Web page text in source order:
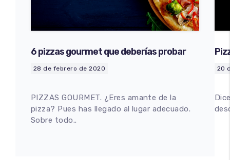
6 pizzas gourmet que deberías probar
28 de febrero de 2020
PIZZAS GOURMET. ¿Eres amante de la
pizza? Pues has llegado al lugar adecuado.
Sobre todo..
20